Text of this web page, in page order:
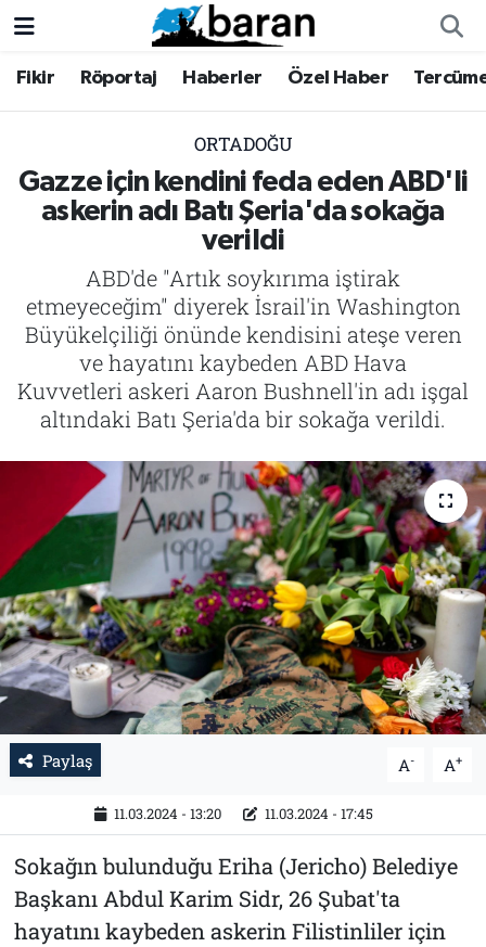
Fikir Röportaj Haberler Özel Haber
ORTADOĞU
Gazze için kendini feda eden ABD'li
askerin adı Batı Şeria'da sokağa
verildi
ABD'de "Artık soykırıma iştirak
etmeyeceğim" diyerek İsrail'in Washington
Büyükelçiliği önünde kendisini ateşe veren
ve hayatını kaybeden ABD Hava
Kuvvetleri askeri Aaron Bushnell'in adı işgal
altındaki Batı Şeria'da bir sokağa verildi.
Paylaş A- A+
11.03.2024 - 13:20 11.03.2024 - 17:45
Sokağın bulunduğu Eriha (Jericho) Belediye
Başkanı Abdul Karim Sidr, 26 Şubat'ta
hayatını kaybeden askerin Filistinliler için
Fikir
Haberler
Tercüme
İktibas
Büyük Doğu-İbda
Dergi
Tarih
Fikir
Haberler
Tercüme
İktibas
Büyük Doğu-İbda
Dergi
İletişim
Künye
Nöbetçi Eczaneler
Trafik Durumu
Süper Lig Puan Durumu ve Fikstür
Tüm Manşetler
Son Dakika Haberleri
Haber Arşivi